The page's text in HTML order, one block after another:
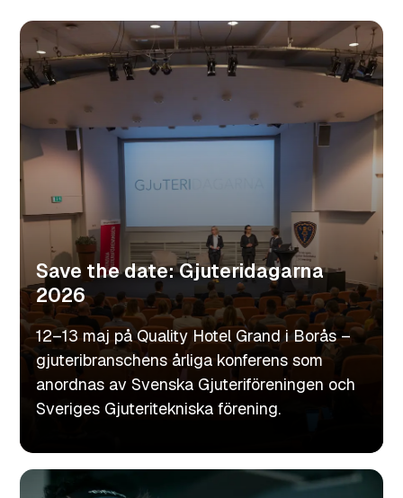
Save the date: Gjuteridagarna
2026
12–13 maj på Quality Hotel Grand i Borås –
gjuteribranschens årliga konferens som
anordnas av Svenska Gjuteriföreningen och
Sveriges Gjuteritekniska förening.